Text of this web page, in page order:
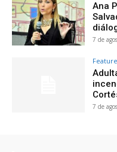
Ana
7 de
7 de